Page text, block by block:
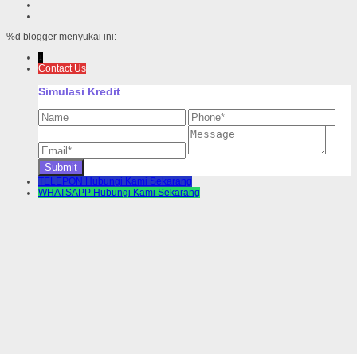
%d blogger menyukai ini:
↓
Contact Us
Simulasi Kredit
TELEPON Hubungi Kami Sekarang
WHATSAPP Hubungi Kami Sekarang